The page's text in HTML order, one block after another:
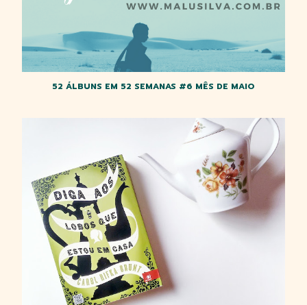
52 ÁLBUNS EM 52 SEMANAS #6 MÊS DE MAIO